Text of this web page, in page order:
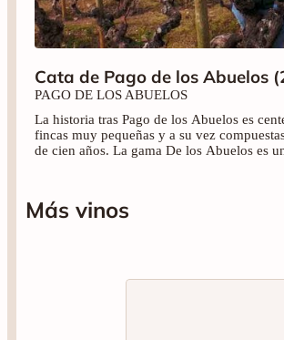
Cata de Pago de los Abuelos
PAGO DE LOS ABUELOS
La historia tras Pago de los Abuelos es
fincas muy pequeñas y a su vez
de cien años. La gama De los Abuelos es
Barreiro Godello (2021), Viñedo Barreiro
Más vinos